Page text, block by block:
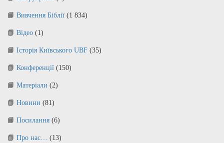
Вивчення Біблії (1 834)
Відео (1)
Історія Київського UBF (35)
Конференції (150)
Матеріали (2)
Новини (81)
Посилання (6)
Про нас… (13)